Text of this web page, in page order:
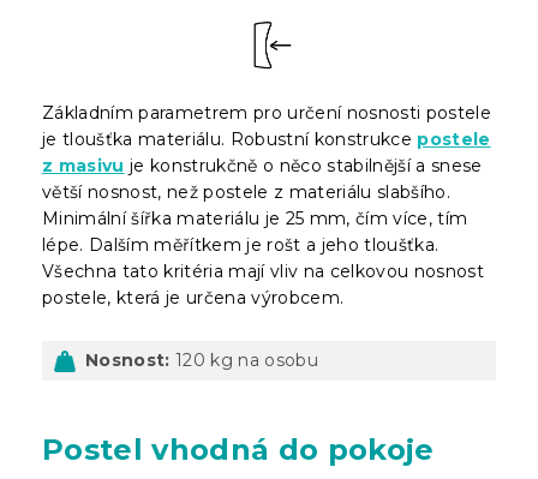
Základním parametrem pro určení nosnosti postele
je tloušťka materiálu. Robustní konstrukce postele
z masivu je konstrukčně o něco stabilnější a snese
větší nosnost, než postele z materiálu slabšího.
Minimální šířka materiálu je 25 mm, čím více, tím
lépe. Dalším měřítkem je rošt a jeho tloušťka.
Všechna tato kritéria mají vliv na celkovou nosnost
postele, která je určena výrobcem.
Nosnost: 120 kg na osobu
Postel vhodná do pokoje